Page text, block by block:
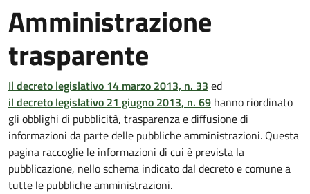
Amministrazione
trasparente
Il decreto legislativo 14 marzo 2013, n. 33 ed
il decreto legislativo 21 giugno 2013, n. 69 hanno riordinato
gli obblighi di pubblicità, trasparenza e diffusione di
informazioni da parte delle pubbliche amministrazioni. Questa
pagina raccoglie le informazioni di cui è prevista la
pubblicazione, nello schema indicato dal decreto e comune a
tutte le pubbliche amministrazioni.